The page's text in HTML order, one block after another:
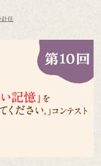
教育文化学部附属小学校 2
赴任